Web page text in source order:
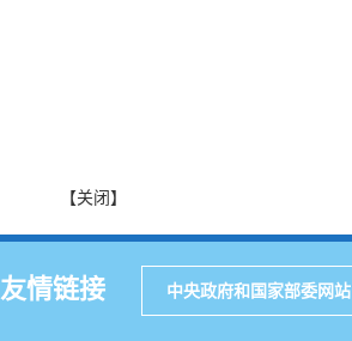
【关闭】
友情链接 中央政府和国家部委网站